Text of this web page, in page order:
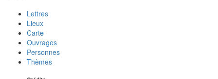
Lettres
Lieux
Carte
Ouvrages
Personnes
Thèmes